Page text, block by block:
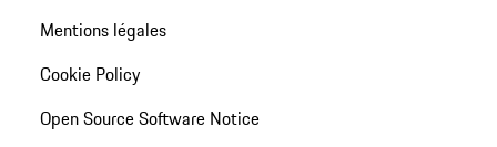
Mentions légales
Cookie Policy
Open Source Software Notice